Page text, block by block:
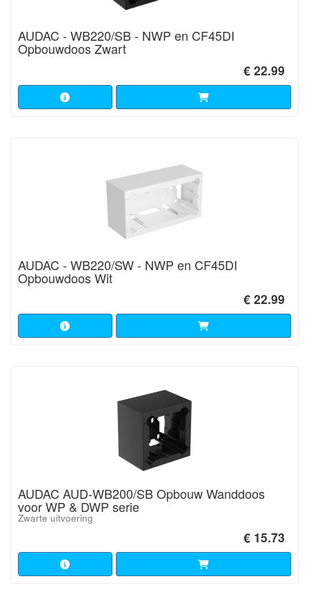
AUDAC - WB220/SB - NWP en CF45DI
Opbouwdoos Zwart
€ 22.99
AUDAC - WB220/SW - NWP en CF45DI
Opbouwdoos Wit
€ 22.99
AUDAC AUD-WB200/SB Opbouw Wanddoos
voor WP & DWP serie
Zwarte uitvoering
€ 15.73